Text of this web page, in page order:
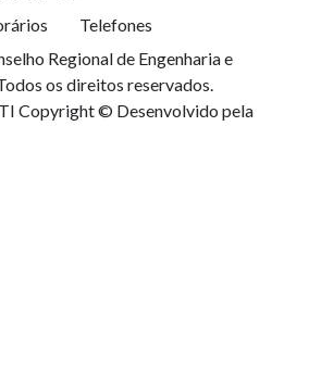
Telefones
Regional de Engenharia e
os direitos reservados.
Copyright © Desenvolvido pela